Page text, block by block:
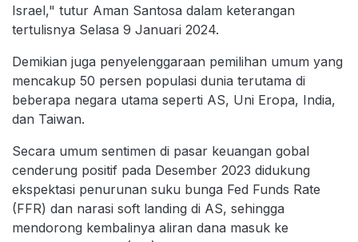
Israel," tutur Aman Santosa dalam keterangan
tertulisnya Selasa 9 Januari 2024.
Demikian juga penyelenggaraan pemilihan umum yang
mencakup 50 persen populasi dunia terutama di
beberapa negara utama seperti AS, Uni Eropa, India,
dan Taiwan.
Secara umum sentimen di pasar keuangan gobal
cenderung positif pada Desember 2023 didukung
ekspektasi penurunan suku bunga Fed Funds Rate
(FFR) dan narasi soft landing di AS, sehingga
mendorong kembalinya aliran dana masuk ke